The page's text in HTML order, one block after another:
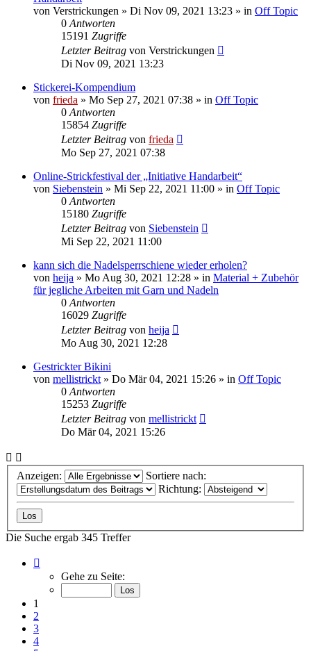
von Verstrickungen » Di Nov 09, 2021 13:23 » in Off Topic
0 Antworten
15191 Zugriffe
Letzter Beitrag von Verstrickungen
Di Nov 09, 2021 13:23
Stickerei-Kompendium
von frieda » Mo Sep 27, 2021 07:38 » in Off Topic
0 Antworten
15854 Zugriffe
Letzter Beitrag von frieda
Mo Sep 27, 2021 07:38
Online-Strickfestival der „Initiative Handarbeit“
von Siebenstein » Mi Sep 22, 2021 11:00 » in Off Topic
0 Antworten
15180 Zugriffe
Letzter Beitrag von Siebenstein
Mi Sep 22, 2021 11:00
kann sich die Nadelsperrschiene wieder erholen?
von heija » Mo Aug 30, 2021 12:28 » in Material + Zubehör
für jegliche Arbeiten mit Garn und Nadeln
0 Antworten
16029 Zugriffe
Letzter Beitrag von heija
Mo Aug 30, 2021 12:28
Gestrickter Bikini
von mellistrickt » Do Mär 04, 2021 15:26 » in Off Topic
0 Antworten
15253 Zugriffe
Letzter Beitrag von mellistrickt
Do Mär 04, 2021 15:26
Anzeigen:
Sortiere nach:
Richtung:
Die Suche ergab 345 Treffer
von
Gehe zu Seite:
1
2
3
4